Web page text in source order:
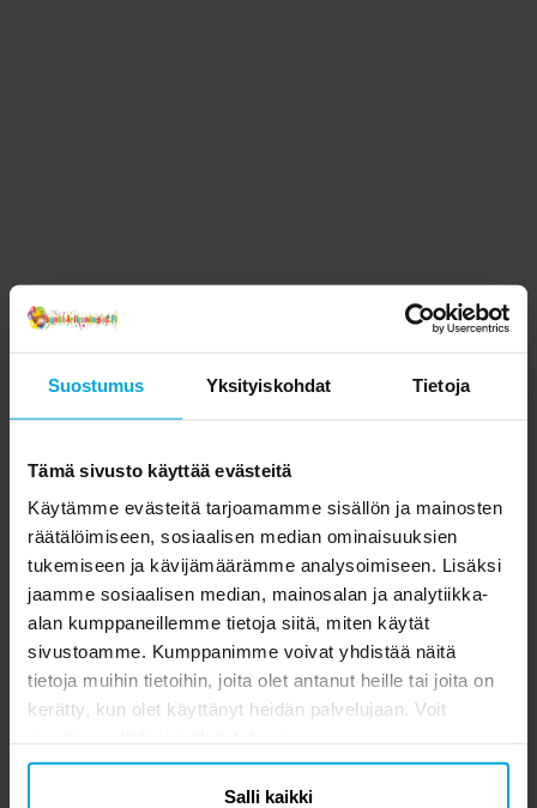
Suostumus Yksityiskohdat Tietoja
Tämä sivusto käyttää evästeitä
Käytämme evästeitä tarjoamamme sisällön ja mainosten
räätälöimiseen, sosiaalisen median ominaisuuksien
tukemiseen ja kävijämäärämme analysoimiseen. Lisäksi
jaamme sosiaalisen median, mainosalan ja analytiikka-
alan kumppaneillemme tietoja siitä, miten käytät
sivustoamme. Kumppanimme voivat yhdistää näitä
tietoja muihin tietoihin, joita olet antanut heille tai joita on
kerätty, kun olet käyttänyt heidän palvelujaan. Voit
Salli kaikki